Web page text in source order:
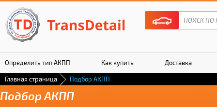
Определить тип АКПП Как купить Доставка
Гарантия
Главная страница Подбор АКПП
Подбор АКПП